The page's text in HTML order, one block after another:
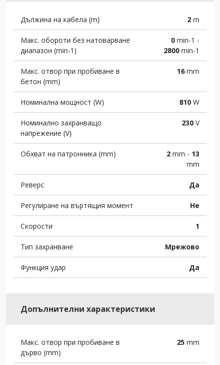
Дължина на кабела (m) 2 m
Макс. обороти без натоварване
диапазон (min-1)
0 min-1 -
2800 min-1
Макс. отвор при пробиване в
бетон (mm)
16 mm
Номинална мощност (W) 810 W
Номинално захранващо
напрежение (V)
230 V
Обхват на патронника (mm) 2 mm - 13
mm
Реверс Да
Регулиране на въртящия момент Не
Скорости 1
Тип захранване Мрежово
Функция удар Да
Допълнителни характеристики
Макс. отвор при пробиване в
дърво (mm)
25 mm